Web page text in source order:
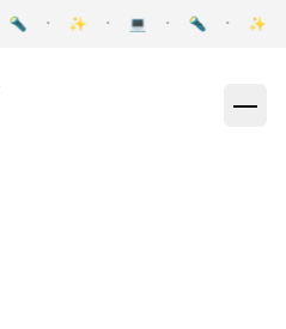
🔦 · ✨ · 💻 · 🔦 · ✨